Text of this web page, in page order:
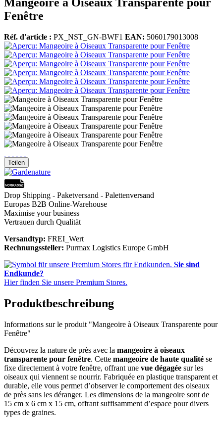
Fenêtre
Réf. d'article : PX_NST_GN-BWF1 EAN: 5060179013008
Teilen
Drop Shipping - Paketversand - Palettenversand
Europas B2B Online-Warehouse
Maximise your business
Vertrauen durch Qualität
Versandtyp: FREI_Wert
Rechnungssteller: Purmax Logistics Europe GmbH
Sie sind
Endkunde?
Hier finden Sie unsere Premium Stores.
Produktbeschreibung
Informations sur le produit "Mangeoire à Oiseaux Transparente pour
Fenêtre"
Découvrez la nature de près avec la mangeoire à oiseaux
transparente pour fenêtre. Cette mangeoire de haute qualité se
fixe directement à votre fenêtre, offrant une vue dégagée sur les
oiseaux qui viennent se nourrir. Fabriquée en plastique transparent et
durable, elle vous permet d’observer le comportement des oiseaux
de près sans les déranger. Les dimensions de la mangeoire sont de
15 cm x 6 cm x 15 cm, offrant suffisamment d’espace pour divers
types de graines.